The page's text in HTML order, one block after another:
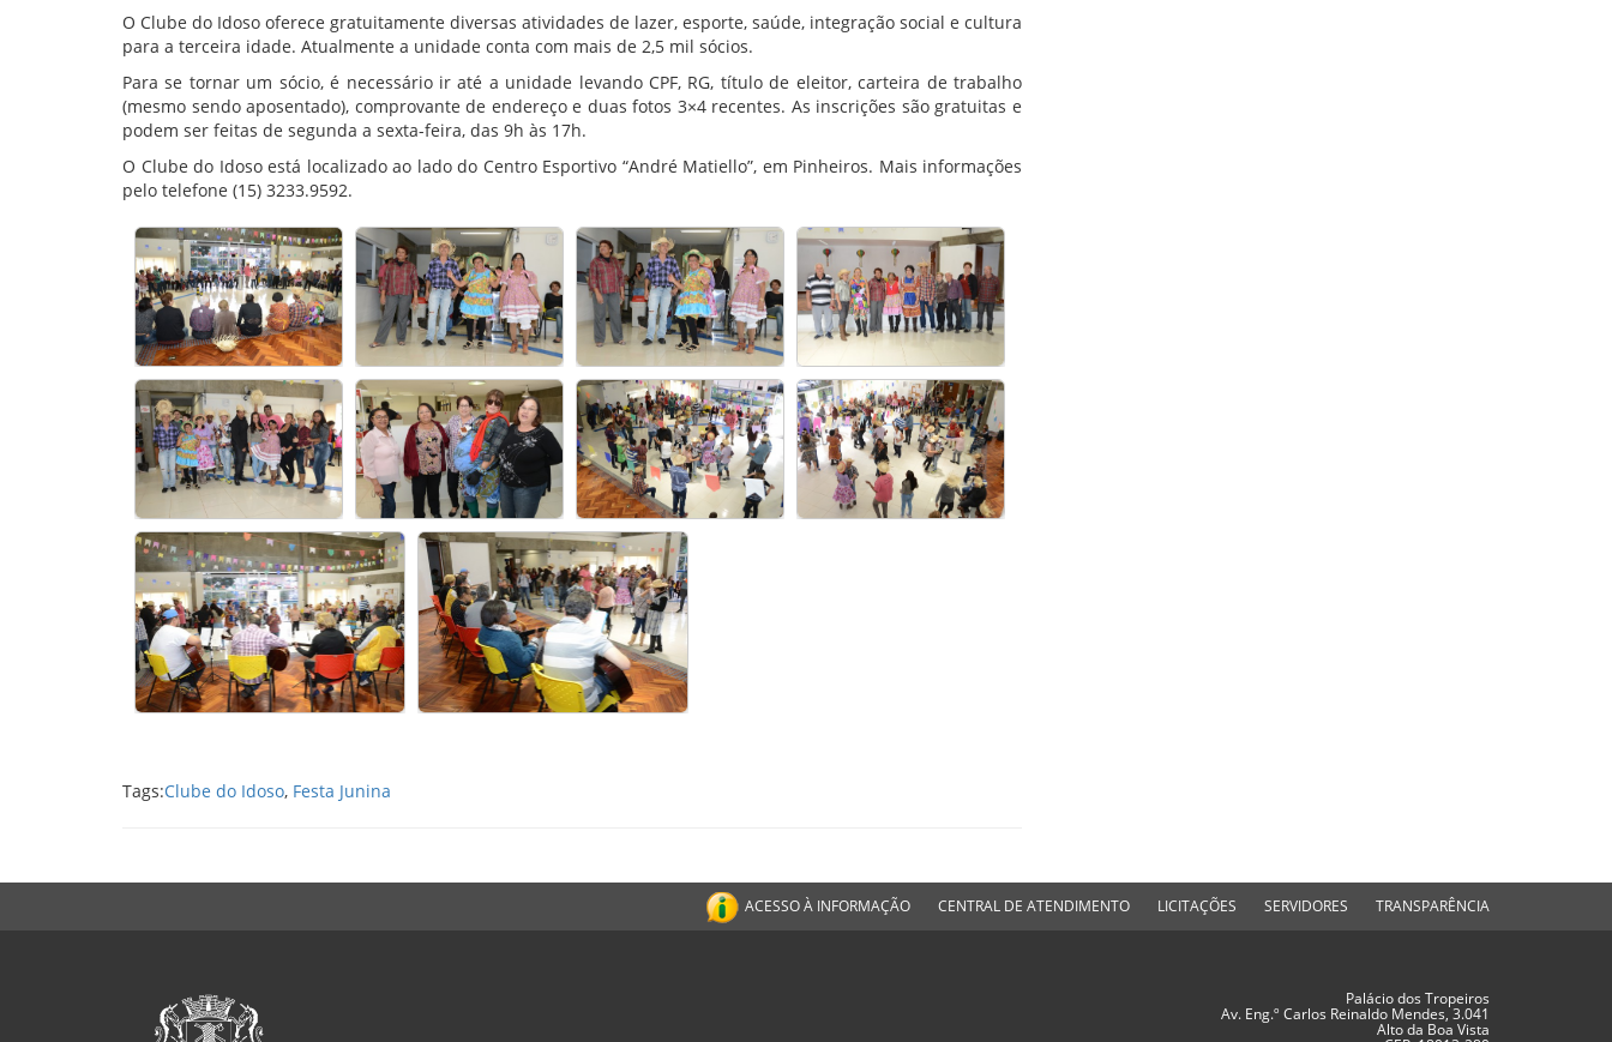
O Clube do Idoso oferece gratuitamente diversas atividades de lazer, esporte, saúde, integração social e cultura
para a terceira idade. Atualmente a unidade conta com mais de 2,5 mil sócios.
Para se tornar um sócio, é necessário ir até a unidade levando CPF, RG, título de eleitor, carteira de trabalho
(mesmo sendo aposentado), comprovante de endereço e duas fotos 3×4 recentes. As inscrições são gratuitas e
podem ser feitas de segunda a sexta-feira, das 9h às 17h.
O Clube do Idoso está localizado ao lado do Centro Esportivo “André Matiello”, em Pinheiros. Mais informações
pelo telefone (15) 3233.9592.
Tags:Clube do Idoso, Festa Junina
ACESSO À INFORMAÇÃO CENTRAL DE ATENDIMENTO LICITAÇÕES SERVIDORES TRANSPARÊNCIA
Palácio dos Tropeiros
Av. Eng.º Carlos Reinaldo Mendes, 3.041
Alto da Boa Vista